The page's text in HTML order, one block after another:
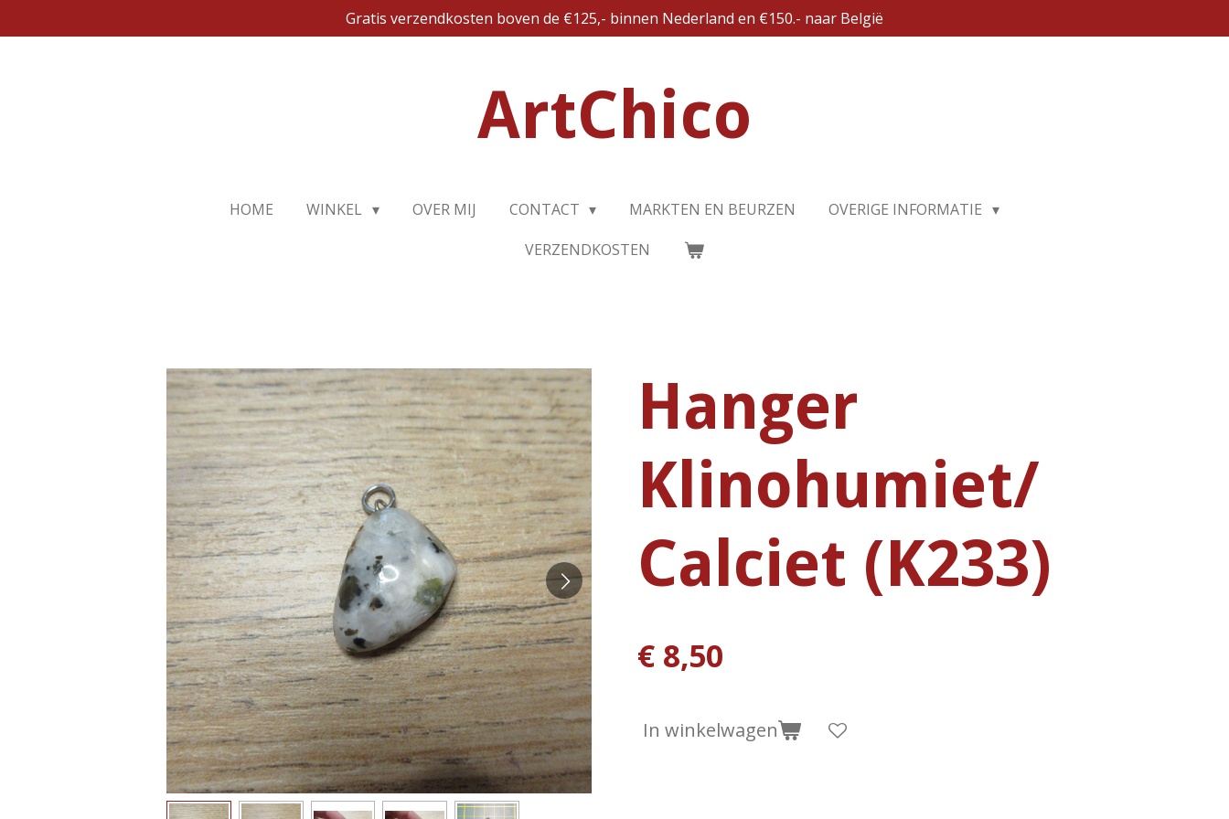
direct
Gratis verzendkosten boven de €125,- binnen Nederland en €150.- naar België
ArtChico
HOME WINKEL OVER MIJ CONTACT MARKTEN EN BEURZEN
OVERIGE INFORMATIE
VERZENDKOSTEN
Hanger
Klinohumiet/
Calciet (K233)
€ 8,50
In winkelwagen